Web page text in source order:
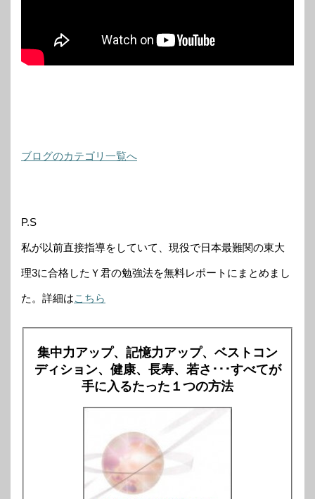
ブログのカテゴリ一覧へ
P.S
私が以前直接指導をしていて、現役で日本最難関の東大
理3に合格したＹ君の勉強法を無料レポートにまとめまし
た。詳細はこちら
集中力アップ、記憶力アップ、ベストコン
ディション、健康、長寿、若さ･･･すべてが
手に入るたった１つの方法